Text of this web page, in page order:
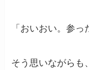
「おいおい。参っ
そう思いながらも